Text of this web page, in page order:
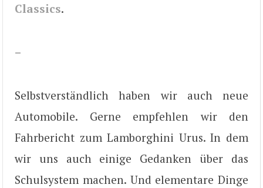
Classics.
–
Selbstverständlich haben wir auch neue
Automobile. Gerne empfehlen wir den
Fahrbericht zum Lamborghini Urus. In dem
wir uns auch einige Gedanken über das
Schulsystem machen. Und elementare Dinge